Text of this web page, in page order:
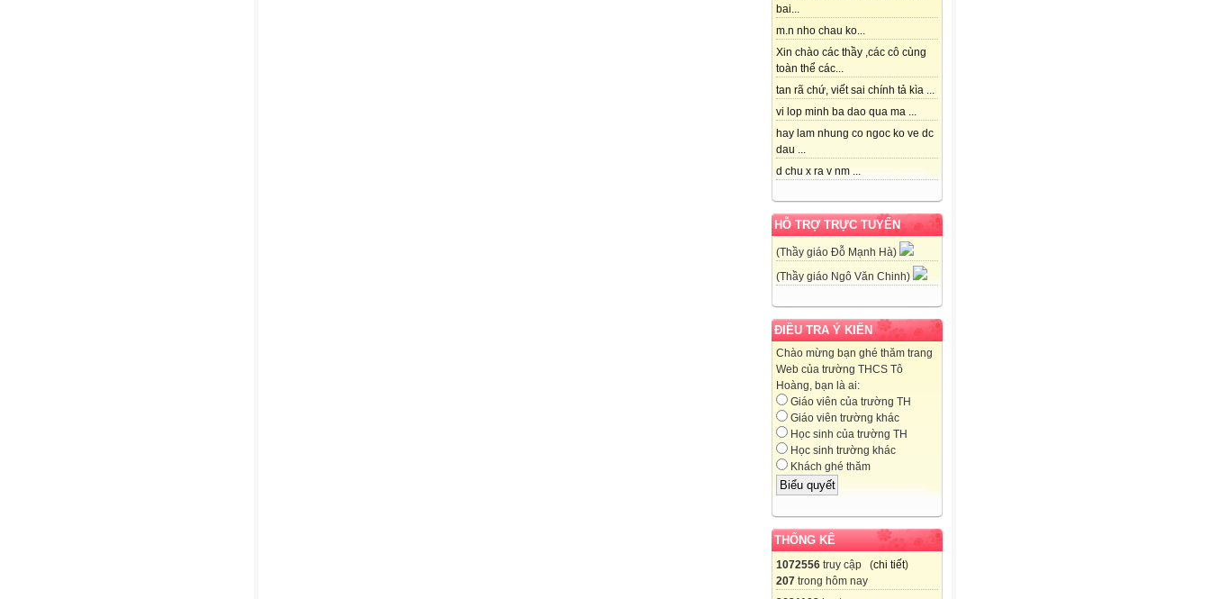
bai...
m.n nho chau ko...
Xin chào các thầy ,các cô cùng
toàn thể các...
tan rã chứ, viết sai chính tả kìa ...
vi lop minh ba dao qua ma ...
hay lam nhung co ngoc ko ve dc
dau ...
d chu x ra v nm ...
HỖ TRỢ TRỰC TUYẾN
(Thầy giáo Đỗ Mạnh Hà)
(Thầy giáo Ngô Văn Chinh)
ĐIỀU TRA Ý KIẾN
Chào mừng bạn ghé thăm trang
Web của trường THCS Tô
Hoàng, bạn là ai:
Giáo viên của trường TH
Giáo viên trường khác
Học sinh của trường TH
Học sinh trường khác
Khách ghé thăm
THỐNG KÊ
1072556 truy cập (chi tiết)
207 trong hôm nay